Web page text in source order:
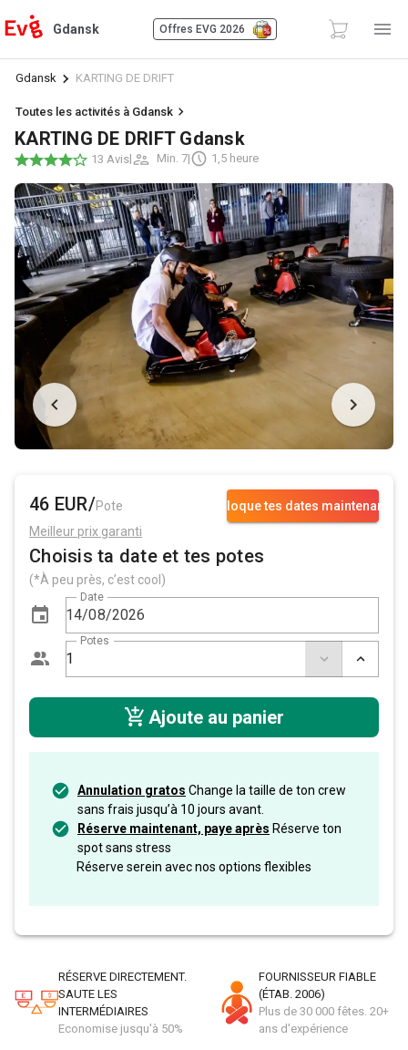
Gdansk Offres EVG 2026
Gdansk KARTING DE DRIFT
Toutes les activités à Gdansk
KARTING DE DRIFT Gdansk
13 Avis| Min. 7| 1,5 heure
Bloque tes dates maintenant
46 EUR/Pote
Meilleur prix garanti
Choisis ta date et tes potes
(*À peu près, c’est cool)
Date
Potes
Ajoute au panier
Annulation gratos Change la taille de ton crew
sans frais jusqu’à 10 jours avant.
Réserve maintenant, paye après Réserve ton
spot sans stress
Réserve serein avec nos options flexibles
RÉSERVE DIRECTEMENT.
SAUTE LES
INTERMÉDIAIRES
Economise jusqu'à 50%
FOURNISSEUR FIABLE
(ÉTAB. 2006)
Plus de 30 000 fêtes. 20+
ans d'expérience